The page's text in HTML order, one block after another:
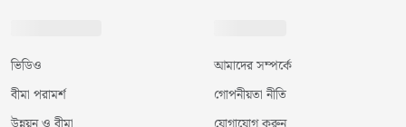
ভিডিও
বীমা পরামর্শ
আমাদের সম্পর্কে
গোপনীয়তা নীতি